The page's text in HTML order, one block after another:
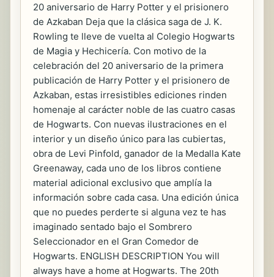
20 aniversario de Harry Potter y el prisionero
de Azkaban Deja que la clásica saga de J. K.
Rowling te lleve de vuelta al Colegio Hogwarts
de Magia y Hechicería. Con motivo de la
celebración del 20 aniversario de la primera
publicación de Harry Potter y el prisionero de
Azkaban, estas irresistibles ediciones rinden
homenaje al carácter noble de las cuatro casas
de Hogwarts. Con nuevas ilustraciones en el
interior y un diseño único para las cubiertas,
obra de Levi Pinfold, ganador de la Medalla Kate
Greenaway, cada uno de los libros contiene
material adicional exclusivo que amplía la
información sobre cada casa. Una edición única
que no puedes perderte si alguna vez te has
imaginado sentado bajo el Sombrero
Seleccionador en el Gran Comedor de
Hogwarts. ENGLISH DESCRIPTION You will
always have a home at Hogwarts. The 20th